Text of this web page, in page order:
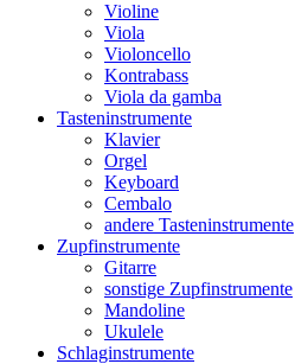
Violine
Viola
Violoncello
Kontrabass
Viola da gamba
Tasteninstrumente
Klavier
Orgel
Keyboard
Cembalo
andere Tasteninstrumente
Zupfinstrumente
Gitarre
sonstige Zupfinstrumente
Mandoline
Ukulele
Schlaginstrumente